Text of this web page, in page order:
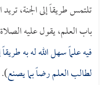
تلتمس طريقاً إلى الجنة،
باب العلم، يقول عليه
فيه علماً سهل الله له به
لطالب العلم رضاً بما يصنع).